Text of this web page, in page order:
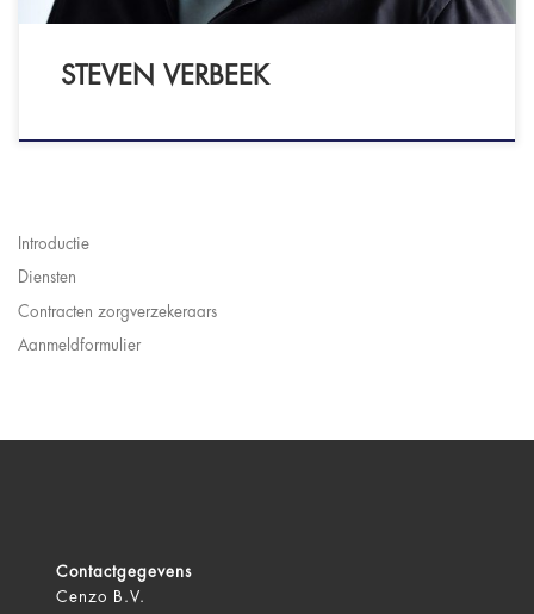
STEVEN VERBEEK
Introductie
Diensten
Contracten zorgverzekeraars
Aanmeldformulier
Contactgegevens
Cenzo B.V.